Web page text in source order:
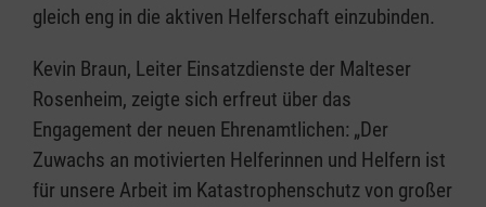
gleich eng in die aktiven Helferschaft einzubinden.
Kevin Braun, Leiter Einsatzdienste der Malteser
Rosenheim, zeigte sich erfreut über das
Engagement der neuen Ehrenamtlichen: „Der
Zuwachs an motivierten Helferinnen und Helfern ist
für unsere Arbeit im Katastrophenschutz von großer